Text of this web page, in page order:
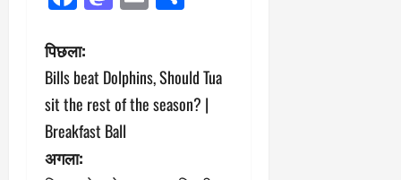
पो
स्ट
ने
वि
पिछला:
Bills beat Dolphins, Should Tua
sit the rest of the season? |
Breakfast Ball
अगला: